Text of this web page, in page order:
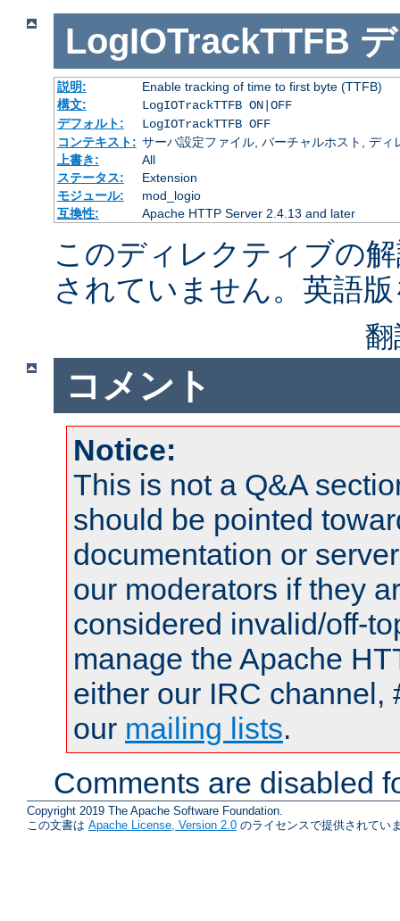
LogIOTrackTTFB
説明:
Enable tracking of time to first byte (TTFB)
構文:
LogIOTrackTTFB ON|OFF
デフォルト:
LogIOTrackTTFB OFF
コンテキスト: サーバ設定ファイル, バーチャルホスト, ディ
上書き:
All
ステータス:
Extension
モジュール:
mod_logio
互換性:
Apache HTTP Server 2.4.13 and later
このディレクティブの
されていません。英語
コメント
Notice:
This is not a Q&A
should be pointed
documentation or
our moderators if they
considered invalid/off-
manage the Apache
either our IRC channel,
our mailing lists.
Comments are disabled
Copyright 2019 The Apache Software Foundation.
この文書は Apache License, Version 2.0 のライセンスで提供されてい